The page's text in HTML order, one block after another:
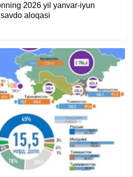
2026 yil yanvar-iyun
aloqasi